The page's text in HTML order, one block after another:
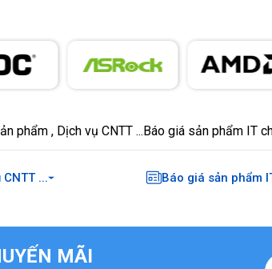
phẩm , Dịch vụ CNTT ...Báo giá sản phẩm IT
... Báo giá sản phẩm
MÃI